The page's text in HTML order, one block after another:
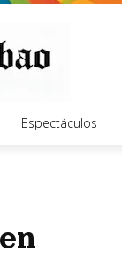
Espectáculos